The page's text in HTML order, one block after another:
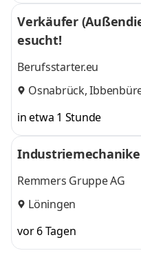
Verkäufer
esucht!
Berufsstarter.eu
Osnabrück,
in etwa 1 Stunde
Remmers Gruppe AG
Löningen
vor 6 Tagen